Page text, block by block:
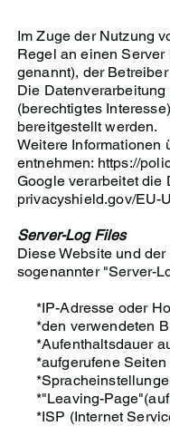
Im Zuge der Nutzung
Regel an einen
genannt), der
Die
(berechtigtes
bereitgestellt werden.
Weitere Informationen
entnehmen: https://
Google verarbeitet die
privacyshield.gov/EU-
Server-Log Files
Diese Website und
sogenannter "Server-
*IP-Adresse oder
*den verwendeten
*Aufenthaltsdauer
*aufgerufene Seiten
*"Leaving-Page"(auf
*ISP (Internet